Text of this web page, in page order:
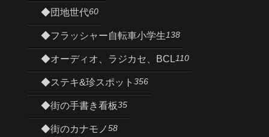
◆団地世代60
◆フラッシャー自転車小学生138
◆オーディオ、ラジカセ、BCL110
◆ステキ&珍スポット 356
◆街の手書き看板35
◆街のカナモノ58